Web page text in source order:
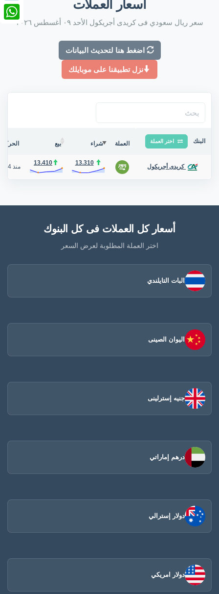
أسعار العملات
سعر ريال سعودي فى كريدى أجريكول الأحد ٠٩ أغسطس ٢٠٢٦
اضغط هنا لتحديث البيانات
نزل تطبيقنا على موبايلك
البنك اختر العملة العملة شراء بيع الحركة
كريدى أجريكول
13.310
13.410
منذ 4 أيام
أسعار كل العملات فى كل البنوك
اختر العملة المطلوبة لعرض السعر
البات التايلندي
اليوان الصينى​
جنيه إسترلينى
درهم إماراتي
دولار إسترالي
دولار امريكي